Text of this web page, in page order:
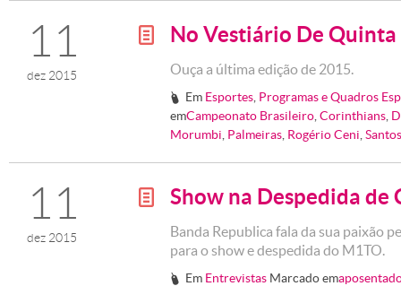
11
dez 2015
g No Vestiário De
Ouça a última edição de 2015.
# Em Esportes Programas e Quadros
emCampeonato Brasileiro Corinthians
Morumbi Palmeiras Rogério Ceni Santos
11
dez 2015
g Show na Despedida de
Banda Republica fala da sua paixão
para o show e despedida do M1TO.
# Em Entrevistas Marcado em